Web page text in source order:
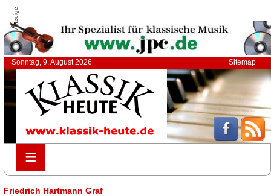
Anzeige
Sonntag, 9. August 2026 Sitemap
≡
≡
Friedrich Hartmann Graf